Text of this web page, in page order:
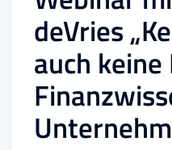
deVries
auch